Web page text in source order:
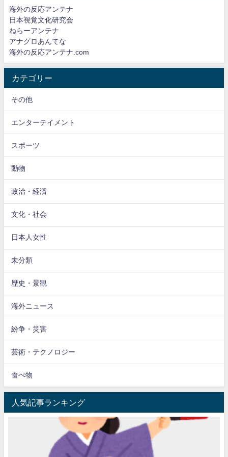
海外の反応アンテナ
日本視覚文化研究会
ねらーアンテナ
アナグロあんてな
海外の反応アンテナ.com
カテゴリー
その他
エンターテイメント
スポーツ
動物
政治・経済
文化・社会
日本人女性
未分類
歴史・景観
海外ニュース
紛争・災害
芸術・テクノロジー
食べ物
人気記事ランキング